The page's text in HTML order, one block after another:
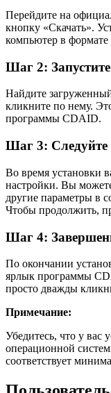
Перейдите на
кнопку «Скачать».
компьютер в формате
Шаг 2:
Найдите
кликните по нему.
программы CDAID.
Шаг 3: Следуйте
Во время установки
настройки. Вы
другие параметры в
Чтобы продолжить,
Шаг 4:
По окончании
ярлык программы
просто дважды
Примечание:
Убедитесь, что у вас
операционной
соответствует